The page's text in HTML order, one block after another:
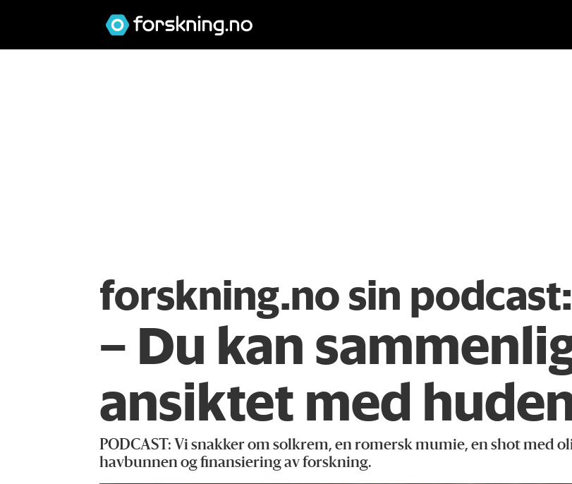
forskning.no sin podcast:
– Du kan
ansiktet med
PODCAST: Vi snakker om solkrem, en romersk mumie, en shot med
havbunnen og finansiering av forskning.